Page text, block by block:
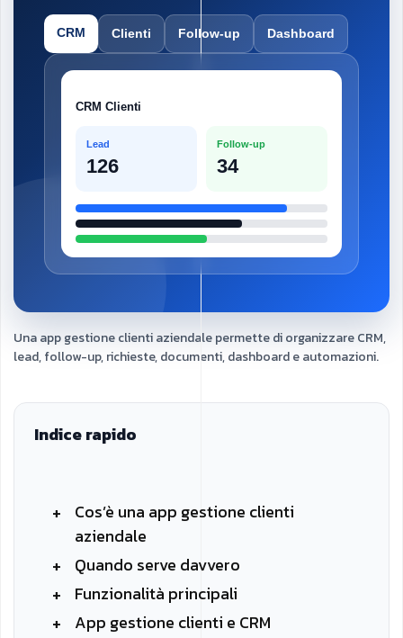
CRM Clienti Follow-up Dashboard
CRM Clienti
Lead
126
Follow-up
34
Una app gestione clienti aziendale permette di organizzare CRM,
lead, follow-up, richieste, documenti, dashboard e automazioni.
Indice rapido
Cos’è una app gestione clienti
aziendale
Quando serve davvero
Funzionalità principali
App gestione clienti e CRM